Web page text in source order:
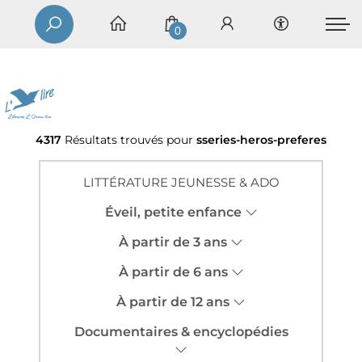
0
4317 Résultats trouvés pour sseries-heros-preferes
LITTÉRATURE JEUNESSE & ADO
Éveil, petite enfance
À partir de 3 ans
À partir de 6 ans
À partir de 12 ans
Documentaires & encyclopédies